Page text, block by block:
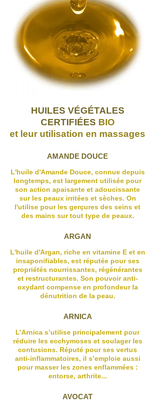
HUILES VÉGÉTALES
CERTIFIÉES BIO
et leur utilisation en massages
AMANDE DOUCE
L'huile d'Amande Douce, connue depuis
longtemps, est largement utilisée pour
son action apaisante et adoucissante
sur les peaux irritées et sèches. On
l'utilise pour les gerçures des seins et
des mains sur tout type de peaux.
ARGAN
L'huile d'Argan, riche en vitamine E et en
insaponifiables, est réputée pour ses
propriétés nourrissantes, régénérantes
et restructurantes. Son pouvoir anti-
oxydant compense en profondeur la
dénutrition de la peau.
ARNICA
L’Arnica s’utilise principalement pour
réduire les ecchymoses et soulager les
contusions. Réputé pourses vertus
anti-inflammatoires, il s’emploie aussi
pour masser les zones enflammées :
entorse, arthrite...
AVOCAT